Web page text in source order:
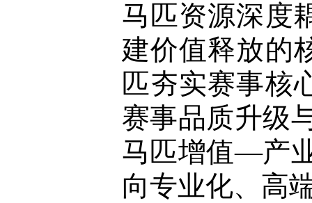
马匹资源深度
建价值释放的
匹夯实赛事核
赛事品质升级
马匹增值—产
向专业化、高